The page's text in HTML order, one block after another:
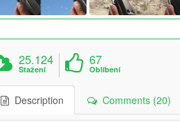
25.124
Stažení
67
Oblíbení
Description Comments (20)